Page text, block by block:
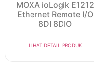
MOXA ioLogik E1212
Ethernet Remote I/O
8DI 8DIO
LIHAT DETAIL PRODUK